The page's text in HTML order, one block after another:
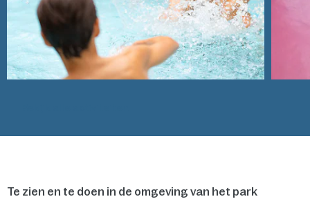
Te zien en te doen in de omgeving van het park